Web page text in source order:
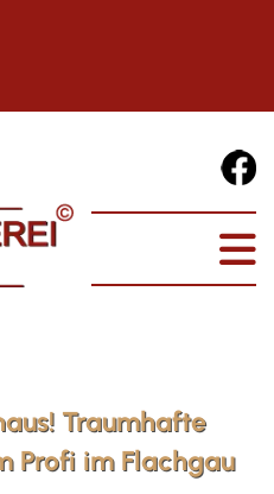
Traumhafte
Profi im Flachgau